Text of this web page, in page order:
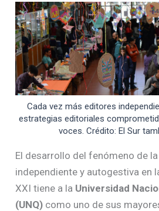
Cada vez más editores
estrategias editoriales
voces. Crédito: El Sur
El desarrollo del fenómeno de
independiente y autogestiva en
XXI tiene a la Universidad
(UNQ) como uno de sus